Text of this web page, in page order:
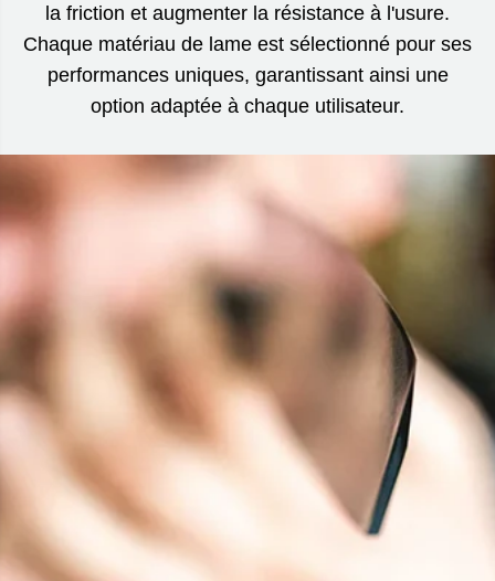
la friction et augmenter la résistance à l'usure.
Chaque matériau de lame est sélectionné pour ses
performances uniques, garantissant ainsi une
option adaptée à chaque utilisateur.